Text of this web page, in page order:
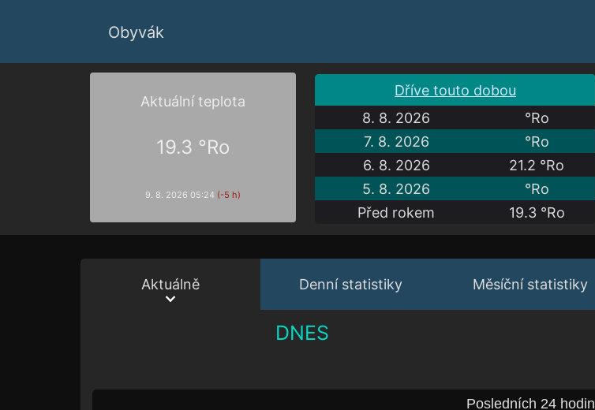
Obyvák
Aktuální teplota
19.3 °Ro
9. 8. 2026 05:24 (-5 h)
Dříve touto dobou
8. 8. 2026
°Ro
7. 8. 2026
°Ro
6. 8. 2026
21.2 °Ro
5. 8. 2026
°Ro
Před rokem
19.3 °Ro
Aktuálně Denní statistiky Měsíční statistiky
DNES
Posledních 24 hodin